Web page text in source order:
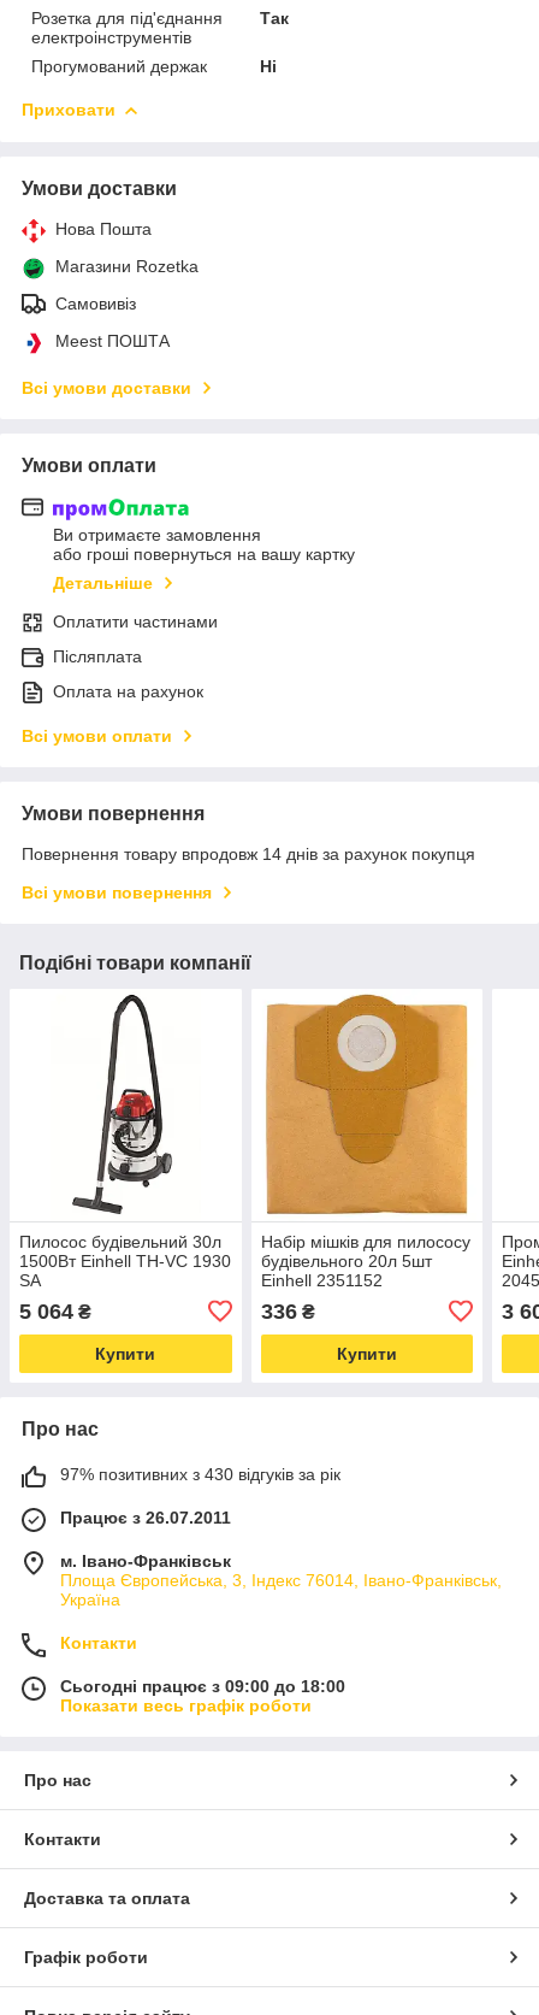
Розетка для під'єднання
електроінструментів
Так
Прогумований держак Ні
Приховати
Умови доставки
Нова Пошта
Магазини Rozetka
Самовивіз
Meest ПОШТА
Всі умови доставки
Умови оплати
Ви отримаєте замовлення
або гроші повернуться на вашу картку
Детальніше
Оплатити частинами
Післяплата
Оплата на рахунок
Всі умови оплати
Умови повернення
Повернення товару впродовж 14 днів за рахунок покупця
Всі умови повернення
Подібні товари компанії
Пилосос будівельний 30л
1500Вт Einhell TH-VC 1930
SA
5 064 ₴
Купити
Набір мішків для пилососу
будівельного 20л 5шт
Einhell 2351152
336₴
Купити
3
Про нас
97% позитивних з 430 відгуків за рік
Працює з 26.07.2011
м. Івано-Франківськ
Площа Європейська, 3, Індекс 76014, Івано-Франківськ,
Україна
Контакти
Сьогодні працює з 09:00 до 18:00
Показати весь графік роботи
Про нас
Контакти
Доставка та оплата
Графік роботи